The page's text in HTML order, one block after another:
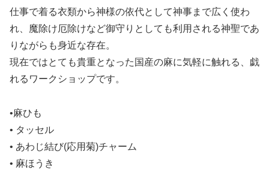
仕事で着る衣類から神様の依代として神事まで広く使わ
れ、魔除け厄除けなど御守りとしても利用される神聖であ
りながらも身近な存在。
現在ではとても貴重となった国産の麻に気軽に触れる、戯
れるワークショップです。
•麻ひも
• タッセル
• あわじ結び(応用菊)チャーム
• 麻ほうき